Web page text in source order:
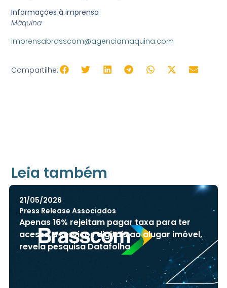
Informações à imprensa
Máquina
imprensabrasscom@agenciamaquina.com
Compartilhe:
Leia também
21/05/2026
Press Release Associados
Apenas 16% rejeitam pagar taxa para ter
acesso a serviços digitais ao alugar imóvel,
revela pesquisa Datafolha